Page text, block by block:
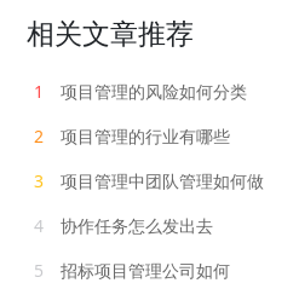
相关文章推荐
1
项目管理的风险如何分类
2
项目管理的行业有哪些
3
项目管理中团队管理如何做
4
协作任务怎么发出去
5
招标项目管理公司如何